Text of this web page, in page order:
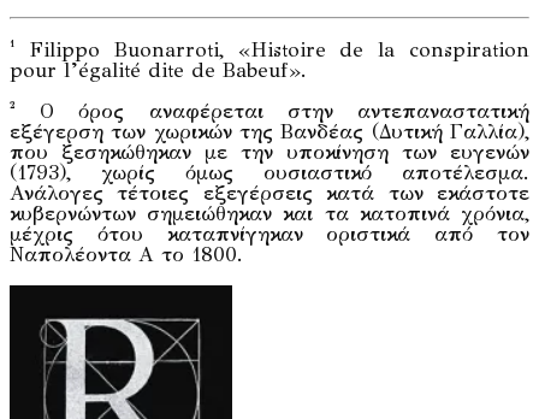
¹ Filippo Buonarroti, «Histoire de la conspiration
pour l’égalité dite de Babeuf».
² O όρος αναφέρεται στην αντεπαναστατική
εξέγερση των χωρικών της Βανδέας (Δυτική Γαλλία),
που ξεσηκώθηκαν με την υποκίνηση των ευγενών
(1793), χωρίς όμως ουσιαστικό αποτέλεσμα.
Ανάλογες τέτοιες εξεγέρσεις κατά των εκάστοτε
κυβερνώντων σημειώθηκαν και τα κατοπινά χρόνια,
μέχρις ότου καταπνίγηκαν οριστικά από τον
Ναπολέοντα Α το 1800.